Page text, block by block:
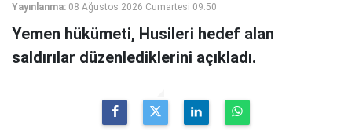
Yayınlanma: 08 Ağustos 2026 Cumartesi 09:50
Yemen hükümeti, Husileri hedef alan
saldırılar düzenlediklerini açıkladı.